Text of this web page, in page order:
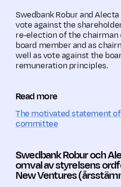
Swedbank Robur and
vote against the
re-election of the chairman
board member and as
well as vote against the
remuneration principles.
Read more
The motivated statement
committee
Swedbank Robur och
omval av styrelsens
New Ventures